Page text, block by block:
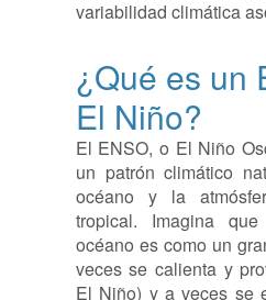
variabilidad climática
¿Qué es un
El Niño?
El ENSO, o El Niño
un patrón climático
océano y la
tropical. Imagina
océano es como un
veces se calienta y
El Niño) y a veces se